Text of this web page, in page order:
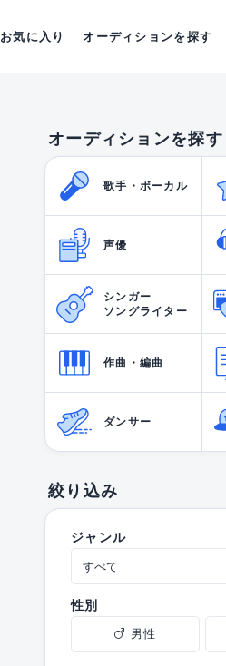
お気に入り オーディションを探す
オーディションを探す
歌手・ボーカル
声優
シンガー
ソングライター
作曲・編曲
ダンサー
絞り込み
ジャンル
性別
男性